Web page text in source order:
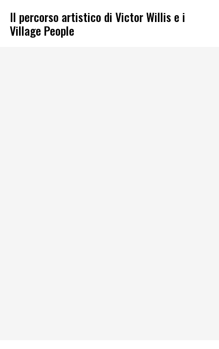
Il percorso artistico di Victor Willis e i
Village People